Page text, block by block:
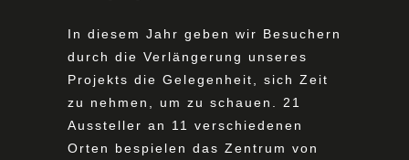
In diesem Jahr geben wir Besuchern
durch die Verlängerung unseres
Projekts die Gelegenheit, sich Zeit
zu nehmen, um zu schauen. 21
Aussteller an 11 verschiedenen
Orten bespielen das Zentrum von